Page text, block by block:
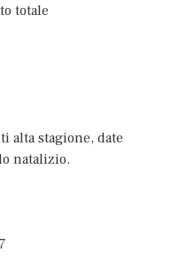
totale
alta stagione, date
natalizio.